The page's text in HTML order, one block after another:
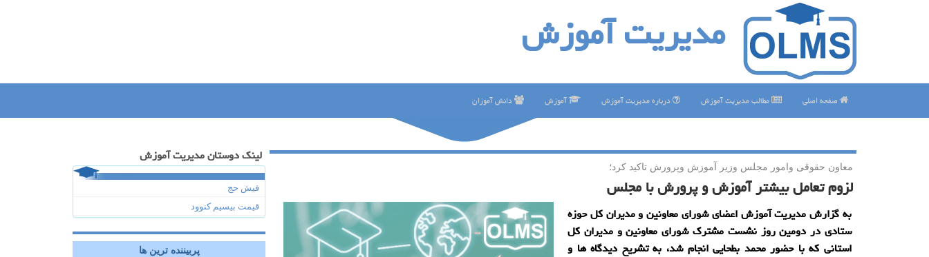
مدیریت آموزش
صفحه اصلی مطالب مدیریت آموزش درباره مدیریت آموزش آموزش دانش آموزان
معاون حقوقی وامور مجلس وزیر آموزش وپرورش تاكید كرد؛
لزوم تعامل بیشتر آموزش و پرورش با مجلس
به گزارش مدیریت آموزش اعضای شورای معاونین و مدیران كل حوزه
ستادی در دومین روز نشست مشترك شورای معاونین و مدیران كل
استانی كه با حضور محمد بطحایی انجام شد، به تشریح دیدگاه ها و
لینک دوستان مدیریت آموزش
فیش حج
قیمت بیسیم کنوود
پربیننده ترین ها